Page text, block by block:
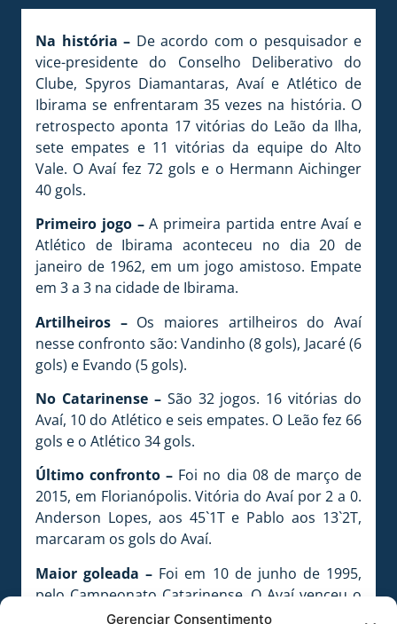
Gerenciar Consentimento
Na história – De acordo com o pesquisador e
vice-presidente do Conselho Deliberativo do
Clube, Spyros Diamantaras, Avaí e Atlético de
Ibirama se enfrentaram 35 vezes na história. O
retrospecto aponta 17 vitórias do Leão da Ilha,
sete empates e 11 vitórias da equipe do Alto
Vale. O Avaí fez 72 gols e o Hermann Aichinger
40 gols.
Primeiro jogo –A primeira partida entre Avaí e
Atlético de Ibirama aconteceu no dia 20 de
janeiro de 1962, em um jogo amistoso. Empate
em 3 a 3 na cidade de Ibirama.
Artilheiros –Os maiores artilheiros do Avaí
nesse confronto são: Vandinho (8 gols), Jacaré (6
gols) e Evando (5 gols).
No Catarinense –São 32 jogos. 16 vitórias do
Avaí, 10 do Atlético e seis empates. O Leão fez 66
gols e o Atlético 34 gols.
Último confronto – Foi no dia 08 de março de
2015, em Florianópolis. Vitória do Avaí por 2 a 0.
Anderson Lopes, aos 45`1T e Pablo aos 13`2T,
marcaram os gols do Avaí.
Maior goleada – Foi em 10 de junho de 1995,
pelo Campeonato Catarinense. O Avaí venceu o
Atlético, em Ibirama, por 9 a 1.